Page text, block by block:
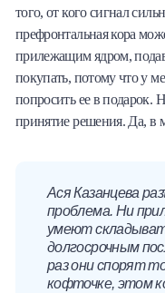
того, от кого сигнал
префронтальная кора
прилежащим ядром,
покупать, потому что у
попросить ее в подарок.
принятие решения. Да, в
Ася Казанцева
проблема. Ни
умеют
долгосрочным
раз они спорят
кофточке, этом